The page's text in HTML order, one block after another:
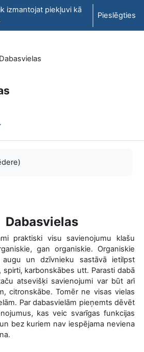
izmantojat piekļuvi kā
Pieslēgties
Dabasvielas
Dabasvielas
praktiski visu savienojumu klašu
gan organiskie. Organiskie
augu un dzīvnieku sastāvā ietilpst
spirti, karbonskābes utt. Parasti dabā
atsevišķi savienojumi var būt arī
citronskābe. Tomēr ne visas vielas
Par dabasvielām pieņemts dēvēt
kas veic svarīgas funkcijas
bez kuriem nav iespējama neviena